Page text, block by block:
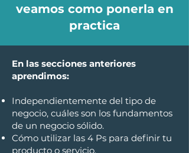
veamos como ponerla en
practica
En las secciones anteriores
aprendimos:
Independientemente del tipo de
negocio, cuáles son los fundamentos
de un negocio sólido.
Cómo utilizar las 4 Ps para definir tu
producto o servicio.